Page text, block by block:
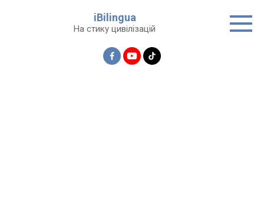
iBilingua
На стику цивілізацій